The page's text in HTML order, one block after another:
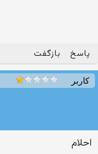
پاسخ بازگفت
کاربر
احلام